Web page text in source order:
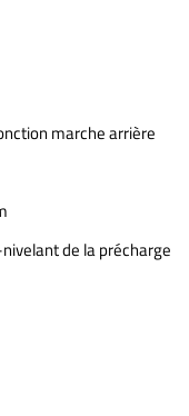
marche arrière
de la précharge